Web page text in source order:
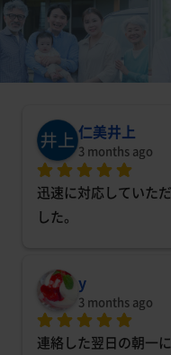
仁美井上
3 months ago
迅速に対応していた
した。
y
3 months ago
連絡した翌日の朝一